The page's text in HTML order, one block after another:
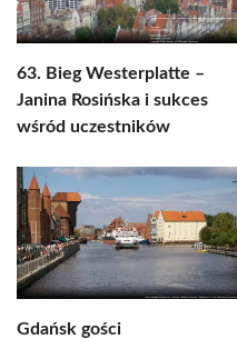
63. Bieg Westerplatte –
Janina Rosińska i sukces
wśród uczestników
Gdańsk gości